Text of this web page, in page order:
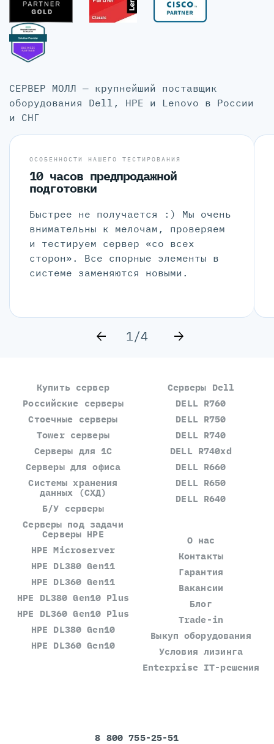
СЕРВЕР МОЛЛ — крупнейший поставщик
оборудования Dell, HPE и Lenovo в России
и СНГ
ОСОБЕННОСТИ НАШЕГО ТЕСТИРОВАНИЯ
10 часов предпродажной
подготовки
Быстрее не получается :) Мы очень
внимательны к мелочам, проверяем
и тестируем сервер «со всех
сторон». Все спорные элементы в
системе заменяются новыми.
1/4
Купить сервер
Российские серверы
Стоечные серверы
Tower серверы
Серверы для 1С
Серверы для офиса
Системы хранения
данных (СХД)
Б/У серверы
Серверы под задачи
Серверы Dell
DELL R760
DELL R750
DELL R740
DELL R740xd
DELL R660
DELL R650
DELL R640
Серверы HPE
HPE Microserver
HPE DL380 Gen11
HPE DL360 Gen11
HPE DL380 Gen10 Plus
HPE DL360 Gen10 Plus
HPE DL380 Gen10
HPE DL360 Gen10
О нас
Контакты
Гарантия
Вакансии
Блог
Trade-in
Выкуп оборудования
Условия лизинга
Enterprise IT-решения
8 800 755-25-51